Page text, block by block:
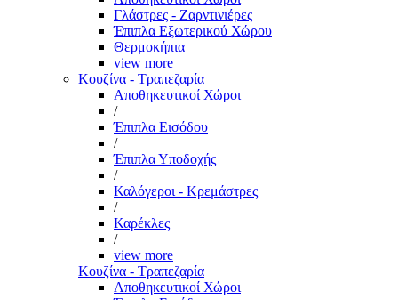
Γλάστρες - Ζαρντινιέρες
Έπιπλα Εξωτερικού Χώρου
Θερμοκήπια
view more
Κουζίνα - Τραπεζαρία
Αποθηκευτικοί Χώροι
/
Έπιπλα Εισόδου
/
Έπιπλα Υποδοχής
/
Καλόγεροι - Κρεμάστρες
/
Καρέκλες
/
view more
Κουζίνα - Τραπεζαρία
Αποθηκευτικοί Χώροι